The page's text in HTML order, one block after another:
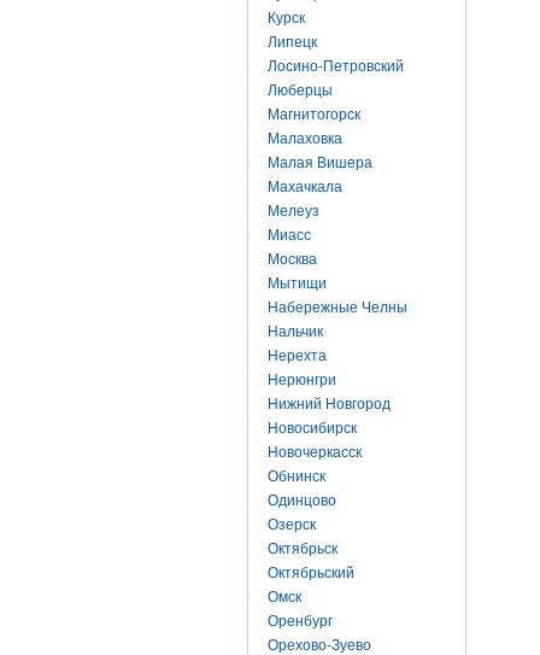
Курск
Липецк
Лосино-Петровский
Люберцы
Магнитогорск
Малаховка
Малая Вишера
Махачкала
Мелеуз
Миасс
Москва
Мытищи
Набережные Челны
Нальчик
Нерехта
Нерюнгри
Нижний Новгород
Новосибирск
Новочеркасск
Обнинск
Одинцово
Озерск
Октябрьск
Октябрьский
Омск
Оренбург
Орехово-Зуево